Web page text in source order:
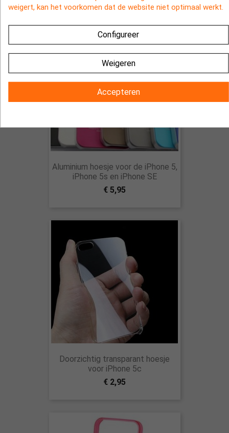
Aluminium hoesje voor de iPhone 5,
iPhone 5s en iPhone SE
€ 5,95
Doorzichtig transparant hoesje
voor iPhone 5c
€ 2,95
weigert, kan het voorkomen dat de website niet optimaal werkt.
Configureer
Weigeren
Accepteren